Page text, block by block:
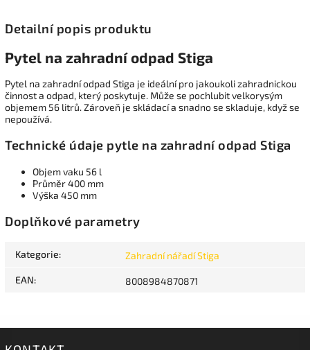
Detailní popis produktu
Pytel na zahradní odpad Stiga
Pytel na zahradní odpad Stiga je ideální pro jakoukoli zahradnickou
činnost a odpad, který poskytuje. Může se pochlubit velkorysým
objemem 56 litrů. Zároveň je skládací a snadno se skladuje, když se
nepoužívá.
Technické údaje pytle na zahradní odpad Stiga
Objem vaku 56 l
Průměr 400 mm
Výška 450 mm
Doplňkové parametry
Kategorie: Zahradní nářadí Stiga
EAN: 8008984870871